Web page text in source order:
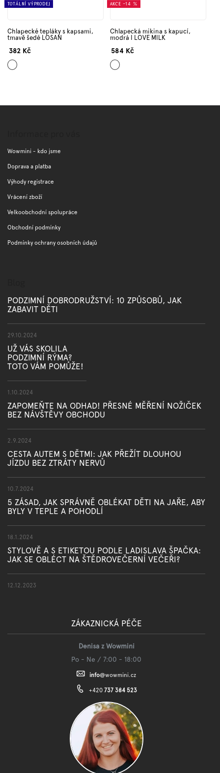
TOTÁLNÍ VÝPRODEJ
Chlapecké tepláky s kapsami,
tmavě šedé LOSAN
382 Kč
Šedá
AKCE –14 %
Chlapecká mikina s kapucí,
modrá I LOVE MILK
584 Kč
Světle
modrá
Wowmini - kdo jsme
Doprava a platba
Výhody registrace
Vrácení zboží
Velkoobchodní spolupráce
Obchodní podmínky
Podmínky ochrany osobních údajů
PODZIMNÍ DOBRODRUŽSTVÍ: 10 ZPŮSOBŮ, JAK
ZABAVIT DĚTI
29.10.2024
UŽ VÁS SKOLILA
PODZIMNÍ RÝMA?
TOTO VÁM POMŮŽE!
1.10.2024
ZAPOMEŇTE NA ODHAD! PŘESNÉ MĚŘENÍ NOŽIČEK
BEZ NÁVŠTĚVY OBCHODU
2.9.2024
CESTA AUTEM S DĚTMI: JAK PŘEŽÍT DLOUHOU
JÍZDU BEZ ZTRÁTY NERVŮ
10.7.2024
5 ZÁSAD, JAK SPRÁVNĚ OBLÉKAT DĚTI NA JAŘE, ABY
BYLY V TEPLE A POHODLÍ
18.1.2024
STYLOVĚ A S ETIKETOU PODLE LADISLAVA ŠPAČKA:
JAK SE OBLÉCT NA ŠTĚDROVEČERNÍ VEČEŘI?
12.12.2023
ZÁKAZNICKÁ PÉČE
Denisa z Wowmini
Po - Ne / 7:00 - 18:00
info@wowmini.cz
+420 737 384 523